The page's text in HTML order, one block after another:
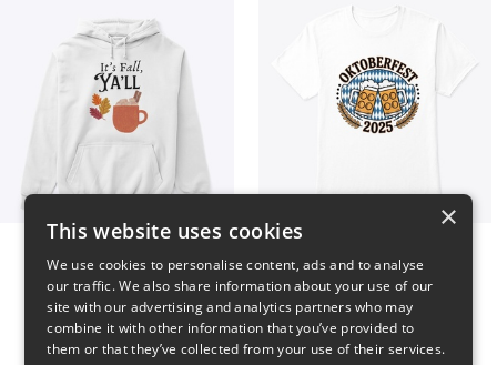
×
This website uses cookies
We use cookies to personalise content, ads and to analyse
our traffic. We also share information about your use of our
site with our advertising and analytics partners who may
combine it with other information that you’ve provided to
them or that they’ve collected from your use of their services.